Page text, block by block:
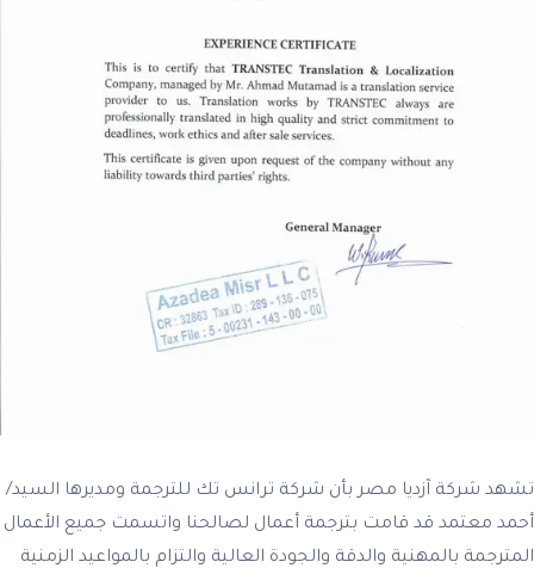
تشهد شركة آزديا مصر بأن شركة ترانس تك للترجمة ومديرها السيد/
أحمد معتمد قد قامت بترجمة أعمال لصالحنا واتسمت جميع الأعمال
المترجمة بالمهنية والدقة والجودة العالية والتزام بالمواعيد الزمنية